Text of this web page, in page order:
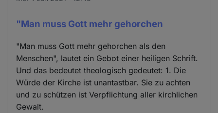
"Man muss Gott mehr gehorchen
"Man muss Gott mehr gehorchen als den
Menschen", lautet ein Gebot einer heiligen Schrift.
Und das bedeutet theologisch gedeutet: 1. Die
Würde der Kirche ist unantastbar. Sie zu achten
und zu schützen ist Verpflichtung aller kirchlichen
Gewalt.